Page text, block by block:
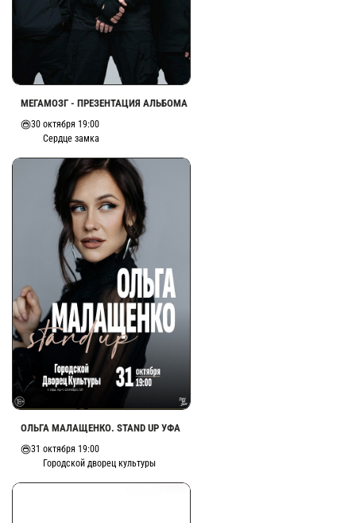
МЕГАМОЗГ - ПРЕЗЕНТАЦИЯ АЛЬБОМА
30 октября 19:00
Сердце замка
ОЛЬГА МАЛАЩЕНКО. STAND UP УФА
31 октября 19:00
Городской дворец культуры